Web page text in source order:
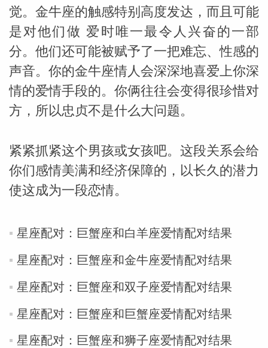
米勒
_susan
勒
觉。金牛座的触感特别高度发达，而且可能
是对他们做 爱时唯一最令人兴奋的一部
分。他们还可能被赋予了一把难忘、性感的
声音。你的金牛座情人会深深地喜爱上你深
情的爱情手段的。你俩往往会变得很珍惜对
方，所以忠贞不是什么大问题。
紧紧抓紧这个男孩或女孩吧。这段关系会给
你们感情美满和经济保障的，以长久的潜力
使这成为一段恋情。
星座配对：巨蟹座和白羊座爱情配对结果
星座配对：巨蟹座和金牛座爱情配对结果
星座配对：巨蟹座和双子座爱情配对结果
星座配对：巨蟹座和巨蟹座爱情配对结果
星座配对：巨蟹座和狮子座爱情配对结果